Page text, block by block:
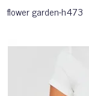
flower garden-h473